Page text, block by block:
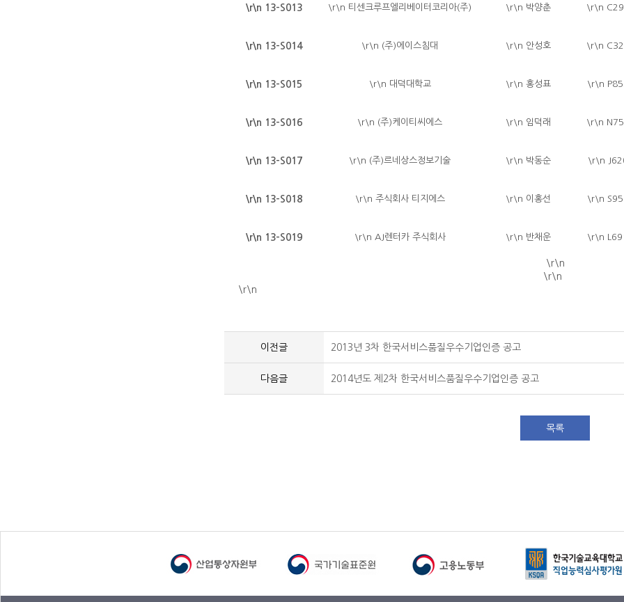
\r\n 13-S013 \r\n 티센크루프엘리베이터코리아(주) \r\n 박양춘 \r\n
\r\n 13-S014 \r\n (주)에이스침대 \r\n 안성호 \r\n
\r\n 13-S015 \r\n 대덕대학교 \r\n 홍성표 \r\n
\r\n 13-S016 \r\n (주)케이티씨에스 \r\n 임덕래 \r\n
\r\n 13-S017 \r\n (주)르네상스정보기술 \r\n 박동순 \r\n
\r\n 13-S018 \r\n 주식회사 티지에스 \r\n 이홍선 \r\n
\r\n 13-S019 \r\n AJ렌터카 주식회사 \r\n 반채운 \r\n
\r\n
\r\n
\r\n
이전글 2013년 3차 한국서비스품질우수기업인증 공고
다음글 2014년도 제2차 한국서비스품질우수기업인증 공고
목록